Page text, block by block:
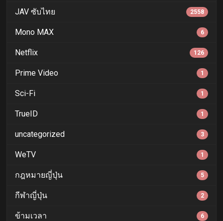
JAV ซับไทย 2558
Mono MAX 6
Netflix 126
Prime Video 1
Sci-Fi 1
TrueID 1
uncategorized 3
WeTV 1
กฎหมายญี่ปุ่น 5
กีฬาญี่ปุ่น 2
ข้ามเวลา 6